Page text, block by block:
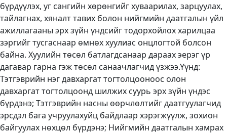
бүрдүүлэх, уг сангийн хөрөнгийг хуваарилах, зарцуулах,
тайлагнах, хяналт тавих болон нийгмийн даатгалын үйл
ажиллагааны эрх зүйн үндсийг тодорхойлох харилцаа
зэргийг тусгаснаар өмнөх хуулиас онцлогтой болсон
байна. Хуулийн төсөл батлагдсанаар дараах эерэг үр
дагавар гарна гэж төсөл санаачлагчид үзжээ.Үүнд:
Тэтгэврийн нэг давхаргат тогтолцооноос олон
давхаргат тогтолцоонд шилжих суурь эрх зүйн үндэс
бүрдэнэ; Тэтгэврийн насны өөрчлөлтийг даатгуулагчид
эрсдэл бага учруулахуйц байдлаар хэрэгжүүлж, зохион
байгуулах нөхцөл бүрдэнэ; Нийгмийн даатгалын хамрах